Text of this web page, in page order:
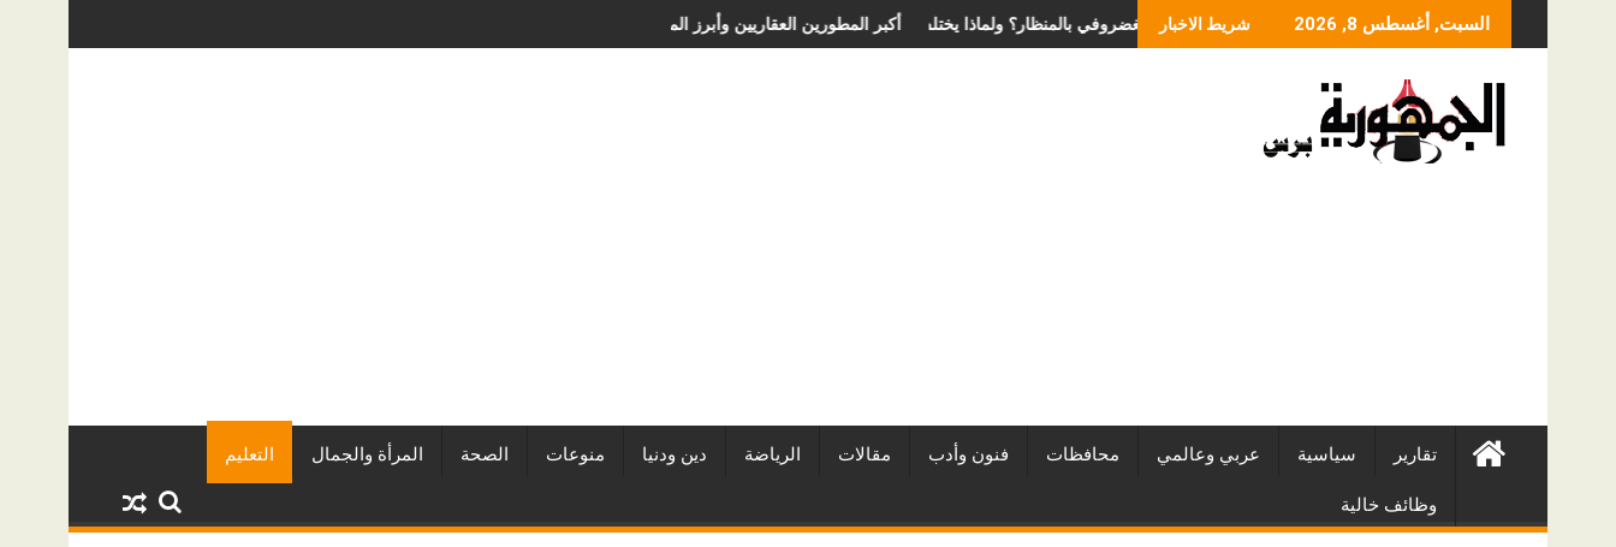
to
السبت, أغسطس 8, 2026 شريط الاخبار أفضل شركات التطوير العقاري في مصر من URE | أكبر المطورين العقاريين وأبرز المشروعاتما الذي يحدد سعر عملية الانزلاق الغضروفي بالمنظار؟ ولماذا يختلف من مريض لآخر؟
تقارير سياسية عربي وعالمي محافظات فنون وأدب مقالات الرياضة دين ودنيا منوعات الصحة المرأة والجمال التعليم
وظائف خالية